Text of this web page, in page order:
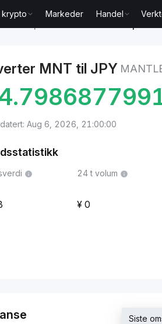
krypto Markeder Handel
MNT til JPY
Aug 6, 2026, 21:00:00
24 t volum
0
Siste